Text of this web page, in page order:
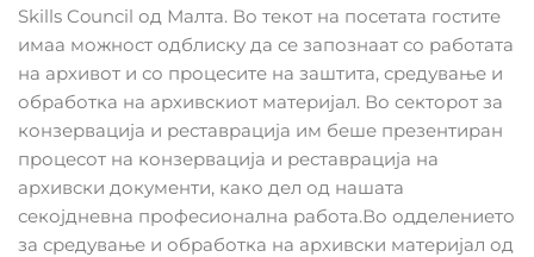
Skills Council од Малта. Во текот на посетата гостите
имаа можност одблиску да се запознаат со работата
на архивот и со процесите на заштита, средување и
обработка на архивскиот материјал. Во секторот за
конзервација и реставрација им беше презентиран
процесот на конзервација и реставрација на
архивски документи, како дел од нашата
секојдневна професионална работа.Во одделението
за средување и обработка на архивски материјал од